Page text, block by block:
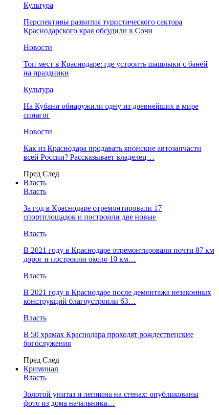
Культура
Перспективы развития туристического сектора
Краснодарского края обсудили в Сочи
Новости
Топ мест в Краснодаре: где устроить шашлыки с баней
на праздники
Культура
На Кубани обнаружили одну из древнейших в мире
синагог
Новости
Как из Краснодара продавать японские автозапчасти
всей России? Рассказывает владелец…
Пред След
Власть
Власть
За год в Краснодаре отремонтировали 17
спортплощадок и построили две новые
Власть
В 2021 году в Краснодаре отремонтировали почти 87 км
дорог и построили около 10 км…
Власть
В 2021 году в Краснодаре после демонтажа незаконных
конструкций благоустроили 63…
Власть
В 50 храмах Краснодара проходят рождественские
богослужения
Пред След
Криминал
Власть
​Золотой унитаз и лепнина на стенах: опубликованы
фото из дома начальника…